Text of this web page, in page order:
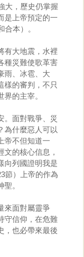
大，歷史仍掌握
是上帝預定的一
本）。
有大地震，水裡
種災難使歌革害
雨、冰雹、大
樣的審判，不只
的主宰。
。面對戰爭、災
為什麼惡人可以
帝不但知道一
的核心信息，
向列國證明我是
節）上帝的作為
。
來面對屬靈爭
守信仰，在危難
，也必帶來最後